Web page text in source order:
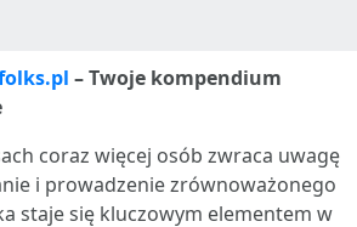
– Twoje kompendium
coraz więcej osób zwraca uwagę
i prowadzenie zrównoważonego
staje się kluczowym elementem w